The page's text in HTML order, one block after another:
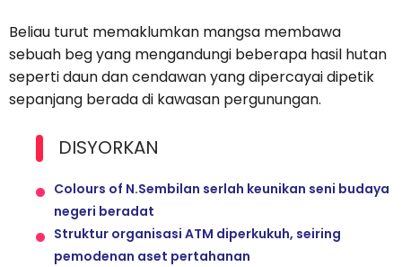
Beliau turut memaklumkan mangsa membawa
sebuah beg yang mengandungi beberapa hasil hutan
seperti daun dan cendawan yang dipercayai dipetik
sepanjang berada di kawasan pergunungan.
DISYORKAN
Colours of N.Sembilan serlah keunikan seni budaya
negeri beradat
Struktur organisasi ATM diperkukuh, seiring
pemodenan aset pertahanan